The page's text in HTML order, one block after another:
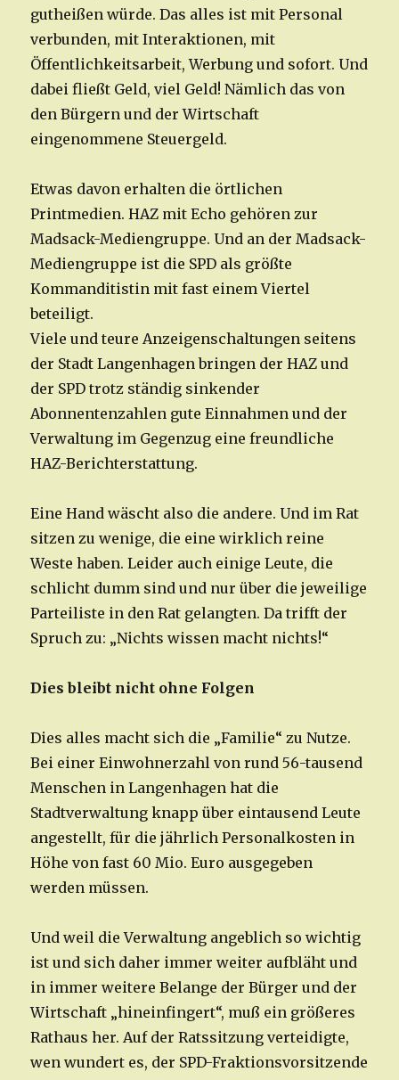
gutheißen würde. Das alles ist mit Personal
verbunden, mit Interaktionen, mit
Öffentlichkeitsarbeit, Werbung und sofort. Und
dabei fließt Geld, viel Geld! Nämlich das von
den Bürgern und der Wirtschaft
eingenommene Steuergeld.
Etwas davon erhalten die örtlichen
Printmedien. HAZ mit Echo gehören zur
Madsack-Mediengruppe. Und an der Madsack-
Mediengruppe ist die SPD als größte
Kommanditistin mit fast einem Viertel
beteiligt.
Viele und teure Anzeigenschaltungen seitens
der Stadt Langenhagen bringen der HAZ und
der SPD trotz ständig sinkender
Abonnentenzahlen gute Einnahmen und der
Verwaltung im Gegenzug eine freundliche
HAZ-Berichterstattung.
Eine Hand wäscht also die andere. Und im Rat
sitzen zu wenige, die eine wirklich reine
Weste haben. Leider auch einige Leute, die
schlicht dumm sind und nur über die jeweilige
Parteiliste in den Rat gelangten. Da trifft der
Spruch zu: „Nichts wissen macht nichts!“
Dies bleibt nicht ohne Folgen
Dies alles macht sich die „Familie“ zu Nutze.
Bei einer Einwohnerzahl von rund 56-tausend
Menschen in Langenhagen hat die
Stadtverwaltung knapp über eintausend Leute
angestellt, für die jährlich Personalkosten in
Höhe von fast 60 Mio. Euro ausgegeben
werden müssen.
Und weil die Verwaltung angeblich so wichtig
ist und sich daher immer weiter aufbläht und
in immer weitere Belange der Bürger und der
Wirtschaft „hineinfingert“, muß ein größeres
Rathaus her. Auf der Ratssitzung verteidigte,
wen wundert es, der SPD-Fraktionsvorsitzende